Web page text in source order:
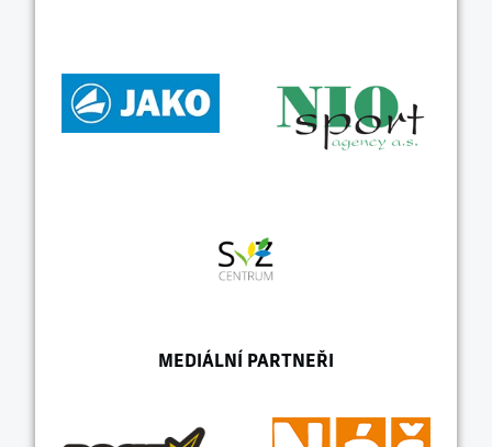
MEDIÁLNÍ PARTNEŘI